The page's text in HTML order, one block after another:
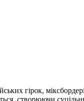
гірок,
створюючи